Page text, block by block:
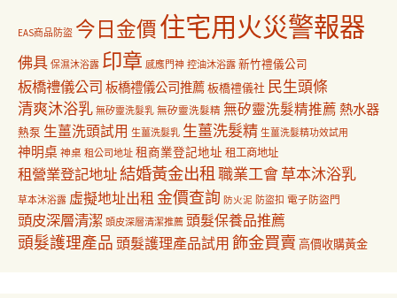
EAS商品防盜 今日金價住宅用火災警報器
佛具 保濕沐浴露 印章 感應門神 控油沐浴露 新竹禮儀公司
板橋禮儀公司 板橋禮儀公司推薦板橋禮儀社 民生頭條
清爽沐浴乳 無矽靈洗髮乳 無矽靈洗髮精 無矽靈洗髮精推薦 熱水器
熱泵 生薑洗頭試用 生薑洗髮乳 生薑洗髮精 生薑洗髮精功效試用
神明桌 神桌 租公司地址 租商業登記地址 租工商地址
租營業登記地址結婚黃金出租職業工會草本沐浴乳
草本沐浴露 虛擬地址出租 金價查詢 防火泥 防盜扣 電子防盜門
頭皮深層清潔 頭皮深層清潔推薦 頭髮保養品推薦
頭髮護理產品 頭髮護理產品試用 飾金買賣 高價收購黃金